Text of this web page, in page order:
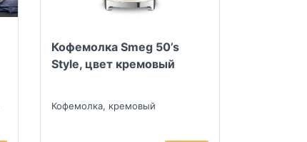
Кофемолка Smeg 50’s
Style, цвет кремовый
Кофемолка, кремовый